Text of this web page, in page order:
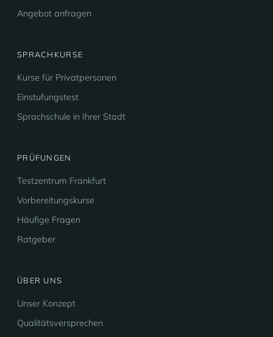
Angebot anfragen
SPRACHKURSE
Kurse für Privatpersonen
Einstufungstest
Sprachschule in Ihrer Stadt
PRÜFUNGEN
Testzentrum Frankfurt
Vorbereitungskurse
Häufige Fragen
Ratgeber
ÜBER UNS
Unser Konzept
Qualitätsversprechen